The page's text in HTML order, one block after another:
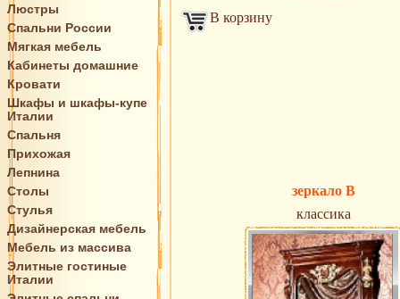
Люстры
Спальни России
Мягкая мебель
Кабинеты домашние
Кровати
Шкафы и шкафы-купе
Италии
Спальня
Прихожая
Лепнина
Столы
Стулья
Дизайнерская мебель
Мебель из массива
Элитные гостиные
Италии
В корзину
зеркало В
классика